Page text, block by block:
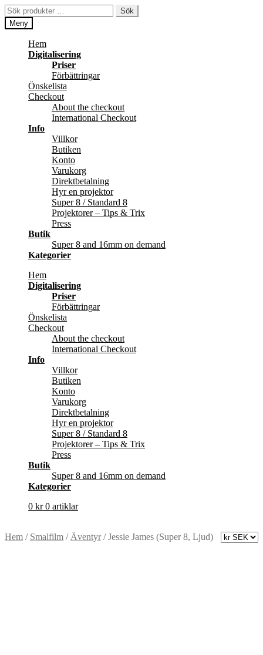
Hoppa
till
navigering
Hoppa
till
innehåll
Sök
efter:
Sök
Meny
Hem
Digitalisering
Priser
Förbättringar
Önskelista
Checkout
About the checkout
International Checkout
Info
Villkor
Butiken
Konto
Varukorg
Direktbetalning
Hyr en projektor
Super 8 / Standard 8
Projektorer – Tips & Trix
Press
Butik
Super 8 and 16mm on demand
Kategorier
Hem
Digitalisering
Priser
Förbättringar
Önskelista
Checkout
About the checkout
International Checkout
Info
Villkor
Butiken
Konto
Varukorg
Direktbetalning
Hyr en projektor
Super 8 / Standard 8
Projektorer – Tips & Trix
Press
Butik
Super 8 and 16mm on demand
Kategorier
0 kr 0 artiklar
Hem / Smalfilm / Äventyr/Jessie James (Super 8, Ljud)